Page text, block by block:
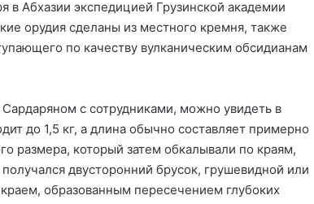
Абхазии экспедицией Грузинской академии
орудия сделаны из местного кремня, также
по качеству вулканическим обсидианам
с сотрудниками, можно увидеть в
до 1,5 кг, а длина обычно составляет примерно
размера, который затем обкалывали по краям,
двусторонний брусок, грушевидной или
образованным пересечением глубоких